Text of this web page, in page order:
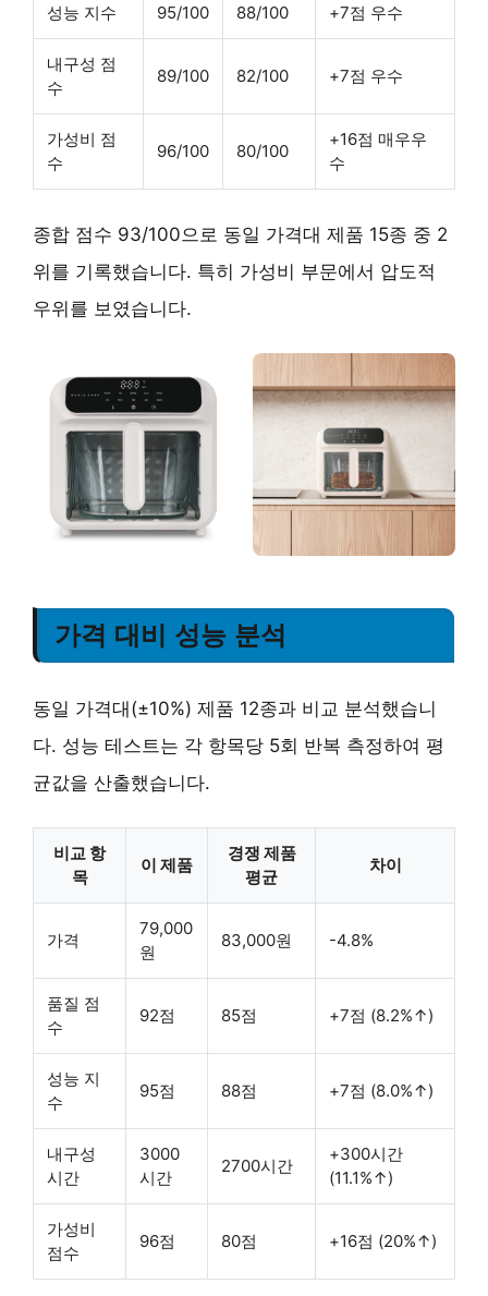
성능 지수 95/100 88/100 +7점 우수
내구성 점
수
89/100 82/100 +7점 우수
가성비 점
수
96/100 80/100
+16점 매우우
수
종합 점수 93/100으로 동일 가격대 제품 15종 중 2
위를 기록했습니다. 특히 가성비 부문에서 압도적
우위를 보였습니다.
가격 대비 성능 분석
동일 가격대(±10%) 제품 12종과 비교 분석했습니
다. 성능 테스트는 각 항목당 5회 반복 측정하여 평
균값을 산출했습니다.
비교 항
목
이 제품
경쟁 제품
평균
차이
가격
79,000
원
83,000원 -4.8%
품질 점
수
92점 85점 +7점 (8.2%↑)
성능 지
수
95점 88점 +7점 (8.0%↑)
내구성
시간
3000
시간
2700시간
+300시간
(11.1%↑)
가성비
점수
96점 80점 +16점 (20%↑)